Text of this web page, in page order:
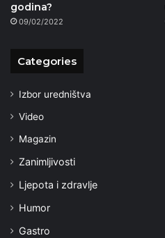
godina?
09/02/2022
Categories
Izbor uredništva
Video
Magazin
Zanimljivosti
Ljepota i zdravlje
Humor
Gastro